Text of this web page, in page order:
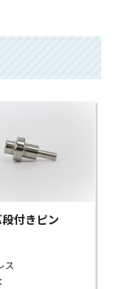
付きピン
ス